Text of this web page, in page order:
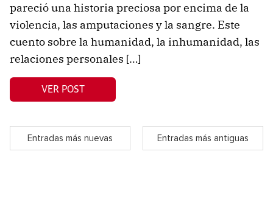
pareció una historia preciosa por encima de la
violencia, las amputaciones y la sangre. Este
cuento sobre la humanidad, la inhumanidad, las
relaciones personales […]
VER POST
Entradas más nuevas Entradas más antiguas